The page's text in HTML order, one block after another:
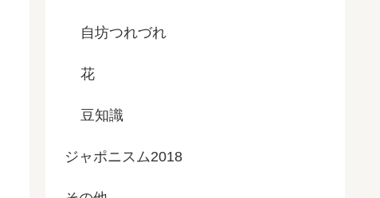
自坊つれづれ
花
豆知識
ジャポニスム2018